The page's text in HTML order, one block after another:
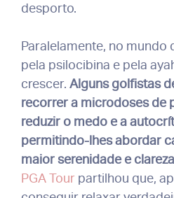
desporto.
Paralelamente, no mundo
pela psilocibina e pela
crescer. Alguns golfistas
recorrer a microdoses de
reduzir o medo e a
permitindo-lhes abordar
maior serenidade e clareza
PGA Tour partilhou que,